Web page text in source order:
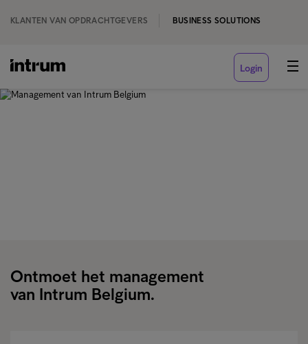
KLANTEN VAN OPDRACHTGEVERS BUSINESS SOLUTIONS
Login
Ontmoet het management
van Intrum Belgium.